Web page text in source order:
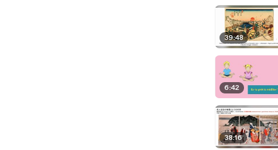
39:48
6:42
38:16